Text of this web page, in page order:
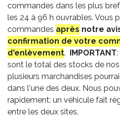
commandes dans les plus
les 24 à 96 h ouvrables. Vous
commandes après notre
confirmation de votre
d'enlèvement. IMPORTANT
sont le total des stocks de nos
plusieurs marchandises
dans l'une des deux. Nous
rapidement: un véhicule fait
entre les deux sites.